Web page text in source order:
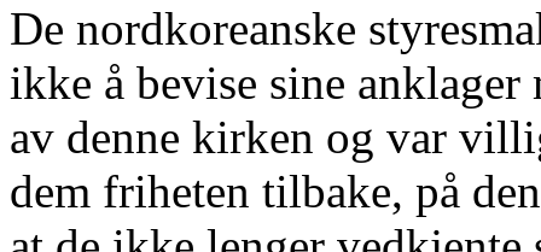
De nordkoreanske
ikke å bevise sine anklager
av denne kirken og var
dem friheten tilbake, på